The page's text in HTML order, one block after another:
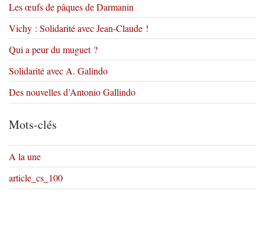
Les œufs de pâques de Darmanin
Vichy : Solidarité avec Jean-Claude !
Qui a peur du muguet ?
Solidarité avec A. Galindo
Des nouvelles d’Antonio Gallindo
Mots-clés
A la une
article_cs_100